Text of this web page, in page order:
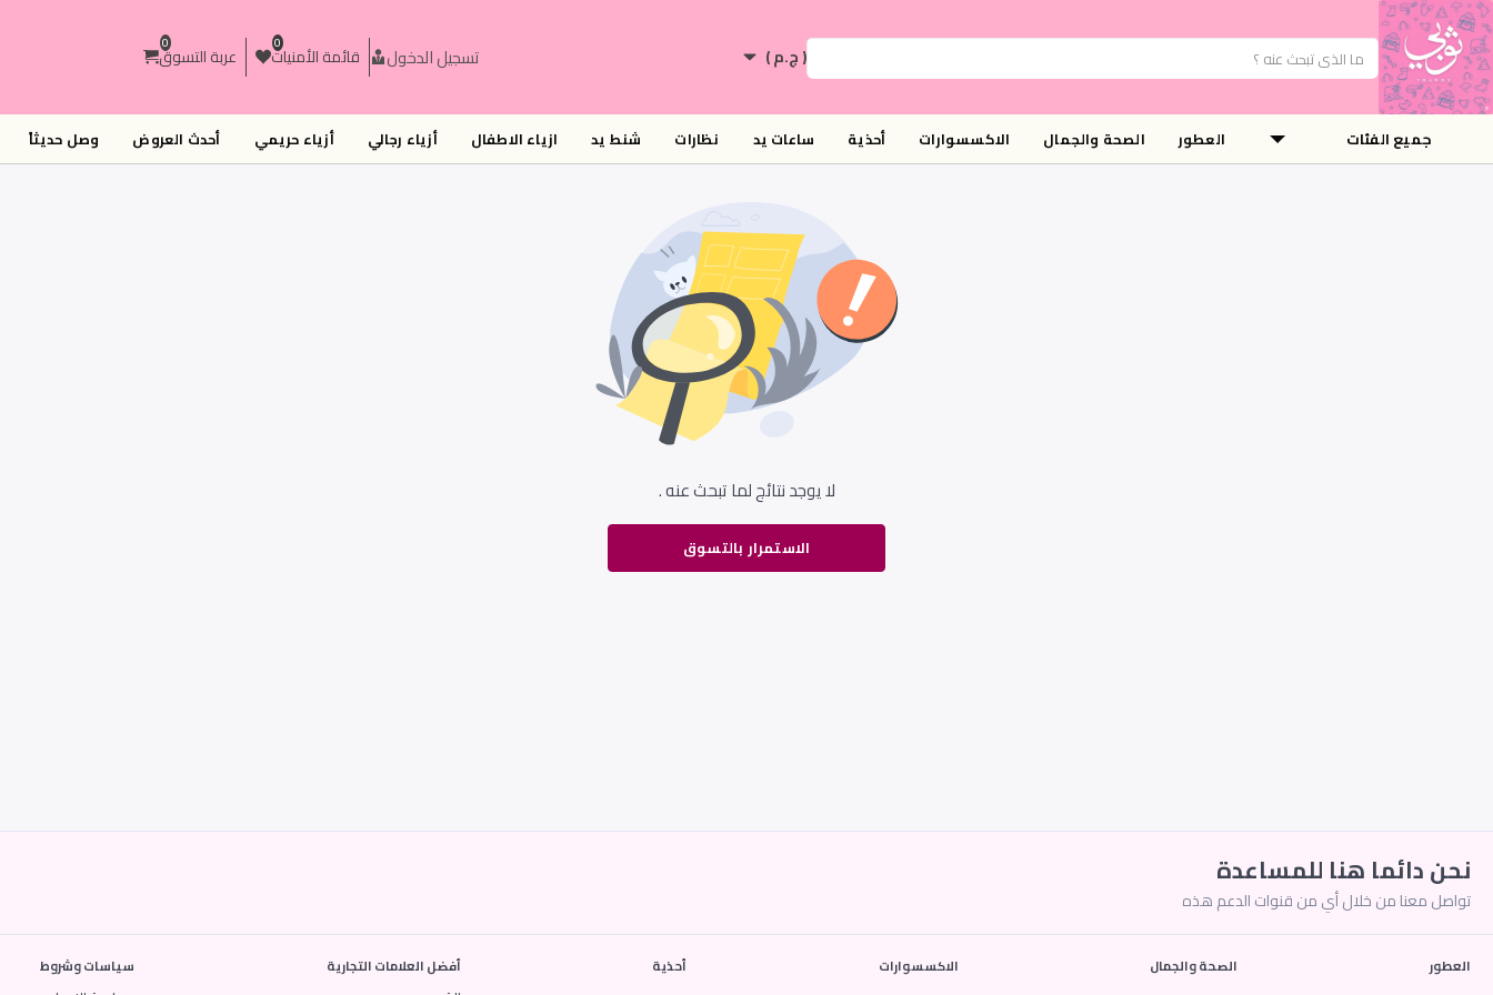
( ج.م ) تسجيل الدخول قائمة الأمنيات
0 عربة التسوق
0
جميع الفئات العطور الصحة والجمال الاكسسوارات أحذية ساعات يد نظارات شنط يد ازياء الاطفال أزياء رجالي أزياء حريمي أحدث العروض وصل حديثاً
لا يوجد نتائج لما تبحث عنه .
الاستمرار بالتسوق
نحن دائما هنا للمساعدة
تواصل معنا من خلال أي من قنوات الدعم هذه
العطور الصحة والجمال الاكسسوارات أحذية أفضل العلامات التجارية سياسات وشروط